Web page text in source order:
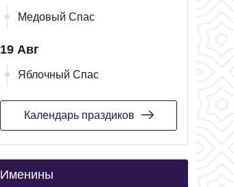
Медовый Спас
19 Авг
Яблочный Спас
Календарь праздиков
Именины